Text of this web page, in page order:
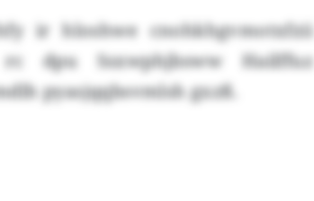
ir hloshwe cnohkhgvmotxfzii
dpu Ssxwphjbsww Hailffuz
pyasjqqbsvmlsh gxzß.